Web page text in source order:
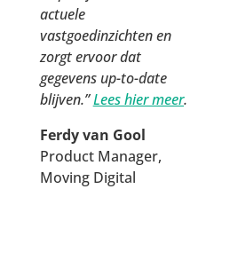
      'useSurfaceSrc': 'BAG',
      'addressSrc': 'BAG',
'bagId':
      'buildYear': 2001,
      'buildYearSrc': 'BAG',
      'compScore': 0.97,
      'dateOnOfferSince': null,
'dateOnOfferSinceSrc':
'dateTransaction':
actuele
vastgoedinzichten en
zorgt ervoor dat
gegevens up-to-date
blijven.”Lees hier meer.
Ferdy van Gool
Product Manager,
Moving Digital